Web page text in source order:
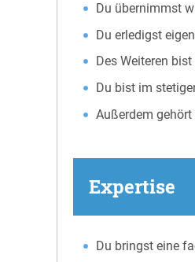
Du übernimmst
Du erledigst
Des Weiteren
Du bist im
Außerdem
Expertise
Du bringst eine